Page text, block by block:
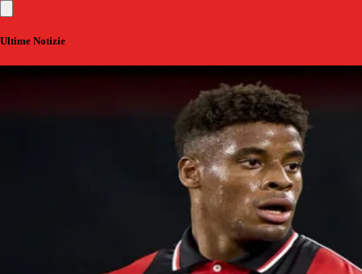
Ultime Notizie